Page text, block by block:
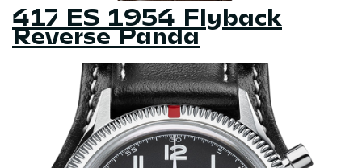
417 ES 1954 Flyback
Reverse Panda